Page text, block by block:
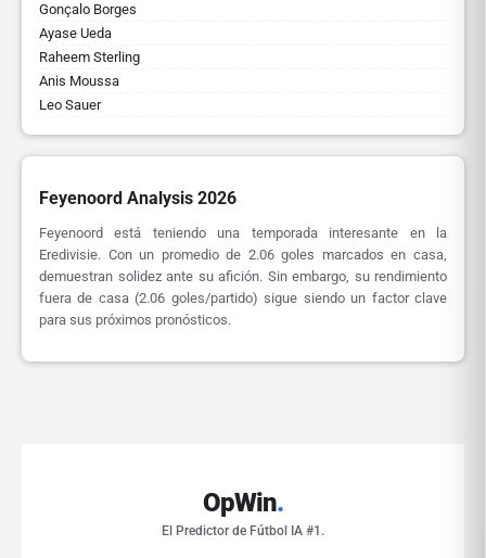
Gonçalo Borges
Ayase Ueda
Raheem Sterling
Anis Moussa
Leo Sauer
Feyenoord Analysis 2026
Feyenoord está teniendo una temporada interesante en la
Eredivisie. Con un promedio de 2.06 goles marcados en casa,
demuestran solidez ante su afición. Sin embargo, su rendimiento
fuera de casa (2.06 goles/partido) sigue siendo un factor clave
para sus próximos pronósticos.
OpWin.
El Predictor de Fútbol IA #1.